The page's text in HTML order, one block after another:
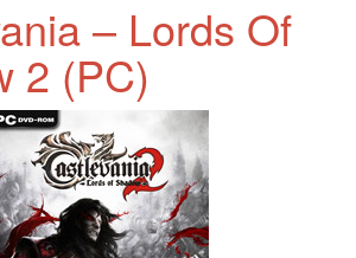
– Lords Of
2 (PC)